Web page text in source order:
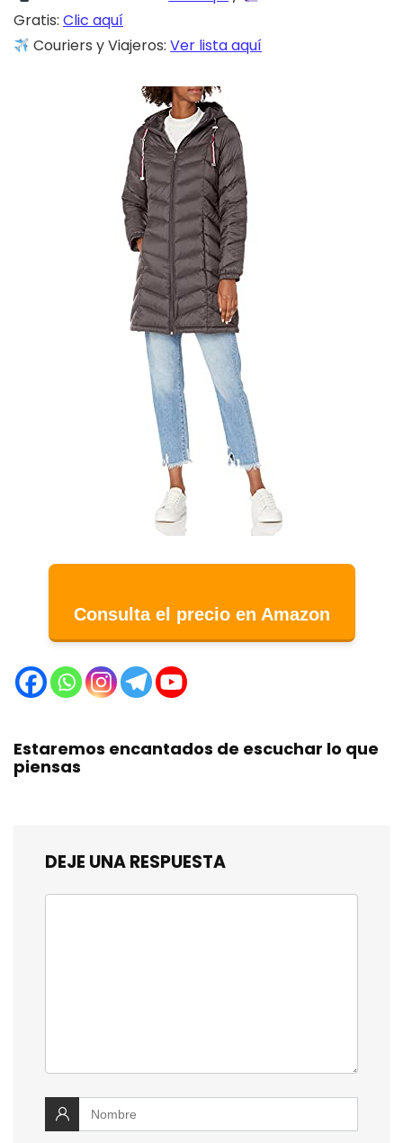
Gratis: Clic aquí
Couriers y Viajeros:Ver lista aquí
Consulta el precio en Amazon
Estaremos encantados de escuchar lo que
piensas
DEJE UNA RESPUESTA